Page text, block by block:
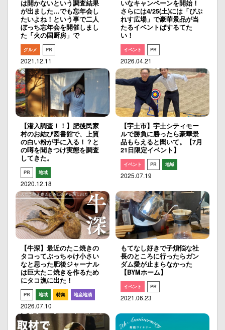
は開かないという調査結果
が出ました…でも忘年会し
たいよね！という事で二人
ぼっち忘年会を開催しまし
た「火の国厨房」で
グルメ PR
2021.12.11
いなキャンペーンを開始！
さらには4/25(土)には「びぷ
れす広場」で豪華景品が当
たるイベントばするてた
い！
イベント PR
2026.04.21
【潜入調査！！】肥後民家
村のお結び図書館で、上質
の白い粉が手に入る！？と
の噂を聞きつけ実態を調査
してきた。
PR 地域
2020.12.18
【宇土市】宇土シティモー
ルで勝負に勝ったら豪華景
品もらえると聞いて。【7月
21日限定イベント】
イベント PR 地域
2025.07.19
【牛深】最近のたこ焼きの
タコってぶっちゃけ小さい
なと思った肥後ジャーナル
は巨大たこ焼きを作るため
にタコ漁に出た！
PR 地域 特集 地産地消
2026.07.10
もてなし好きで子煩悩な社
長のところに行ったらガン
ダム愛が止まらなかった
【BYMホーム】
イベント PR
2021.06.23